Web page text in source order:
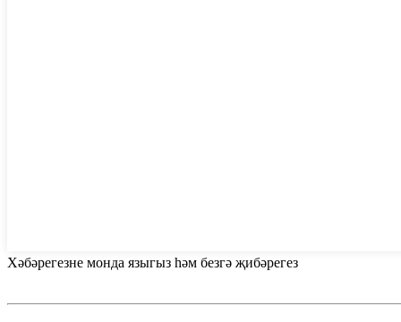
Хәбәрегезне монда языгыз һәм безгә җибәрегез